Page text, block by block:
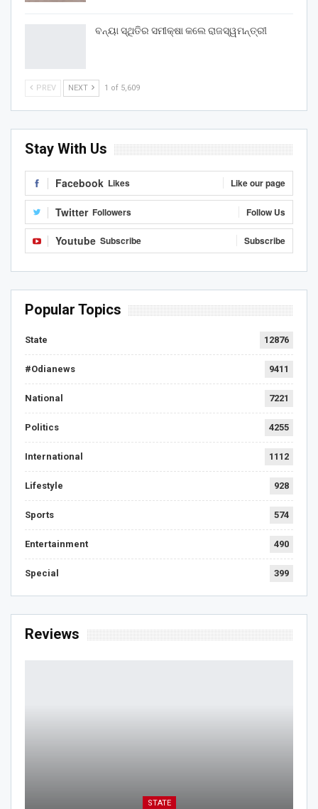
ବନ୍ୟା ସ୍ଥିତିର ସମୀକ୍ଷା କଲେ ରାଜସ୍ୱମନ୍ତ୍ରୀ
PREV NEXT 1 of 5,609
Stay With Us
Facebook Likes Like our page
Twitter Followers Follow Us
Youtube Subscribe Subscribe
Popular Topics
State 12876
#Odianews 9411
National 7221
Politics 4255
International 1112
Lifestyle 928
Sports 574
Entertainment 490
Special 399
Reviews
STATE